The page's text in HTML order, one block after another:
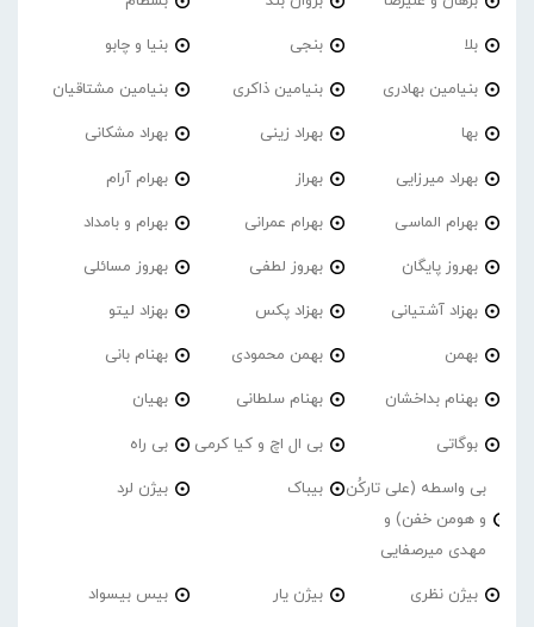
بلا بنجی بنیا و چابو
بنیامین بهادری بنیامین ذاکری بنیامین مشتاقیان
بها بهراد زینی بهراد مشکانی
بهراد میرزایی بهراز بهرام آرام
بهرام الماسی بهرام عمرانی بهرام و بامداد
بهروز پایگان بهروز لطفی بهروز مسائلی
بهزاد آشتیانی بهزاد پکس بهزاد لیتو
بهمن بهمن محمودی بهنام بانی
بهنام بداخشان بهنام سلطانی بهیان
بوگاتی بی ال اچ و کیا کرمی بی راه
بی واسطه (علی تارکُن
و هومن خفن) و
مهدی میرصفایی
بیباک بیژن لرد
بیژن نظری بیژن یار بیس بیسواد